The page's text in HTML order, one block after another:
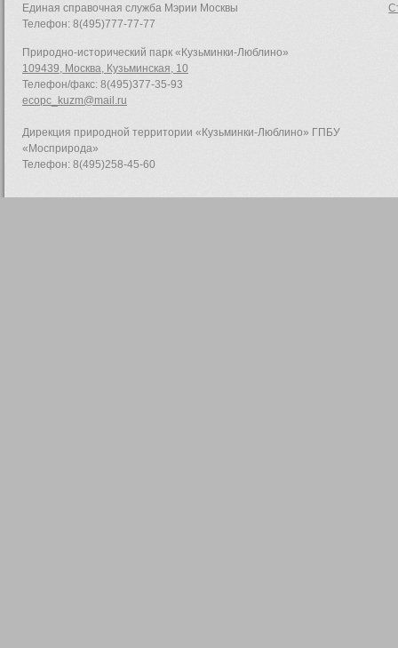
Единая справочная служба Мэрии Москвы
Телефон: 8(495)777-77-77
Природно-исторический парк «Кузьминки-Люблино»
109439, Москва, Кузьминская, 10
Телефон/факс: 8(495)377-35-93
ecopc_kuzm@mail.ru
Дирекция природной территории «Кузьминки-Люблино» ГПБУ
«Мосприрода»
Телефон: 8(495)258-45-60